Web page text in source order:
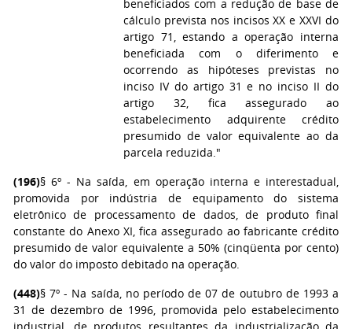
beneficiados com a redução de base de
cálculo prevista nos incisos XX e XXVI do
artigo 71, estando a operação interna
beneficiada com o diferimento e
ocorrendo as hipóteses previstas no
inciso IV do artigo 31 e no inciso II do
artigo 32, fica assegurado ao
estabelecimento adquirente crédito
presumido de valor equivalente ao da
parcela reduzida."
(196)§ 6º - Na saída, em operação interna e interestadual,
promovida por indústria de equipamento do sistema
eletrônico de processamento de dados, de produto final
constante do Anexo XI, fica assegurado ao fabricante crédito
presumido de valor equivalente a 50% (cinqüenta por cento)
do valor do imposto debitado na operação.
(448)§ 7º - Na saída, no período de 07 de outubro de 1993 a
31 de dezembro de 1996, promovida pelo estabelecimento